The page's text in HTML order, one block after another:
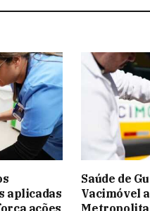
aplicadas
Saúde de
Vacimóvel